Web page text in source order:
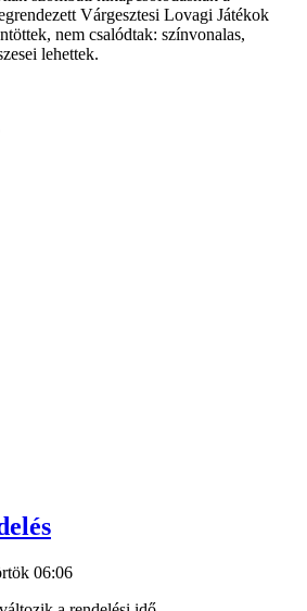
Várgesztesi Lovagi Játékok
nem csalódtak: színvonalas,
lehettek.
06:06